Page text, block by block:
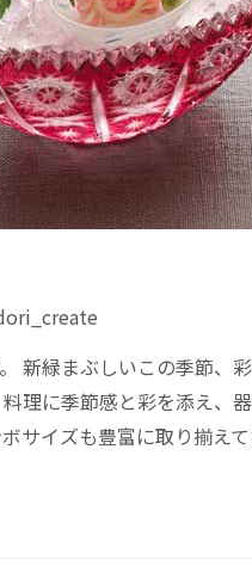
新緑まぶしいこの季節、
理に季節感と彩を添え、
サイズも豊富に取り揃え